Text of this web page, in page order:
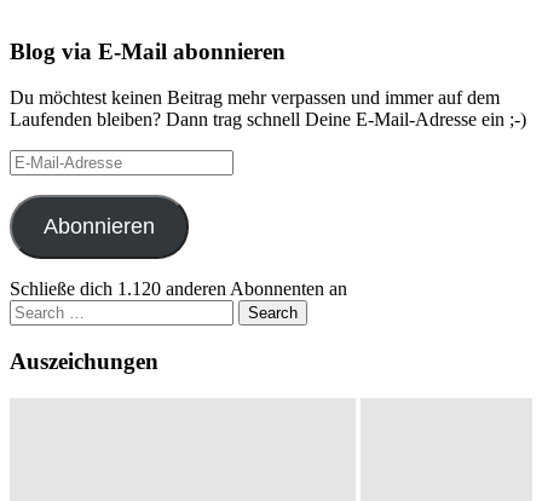
Blog via E-Mail abonnieren
Du möchtest keinen Beitrag mehr verpassen und immer auf dem
Laufenden bleiben? Dann trag schnell Deine E-Mail-Adresse ein ;-)
E-
Mail-
Adresse
Abonnieren
Schließe dich 1.120 anderen Abonnenten an
Search
for:
Auszeichungen